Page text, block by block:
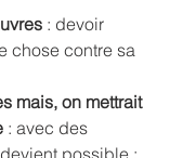
: devoir
chose contre sa
mais, on mettrait
: avec des
possible ;